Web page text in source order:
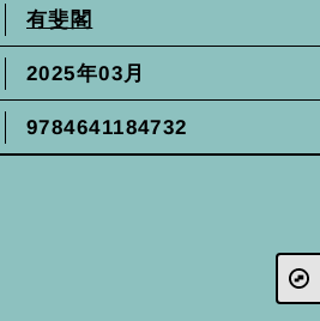
有斐閣
2025年03月
9784641184732